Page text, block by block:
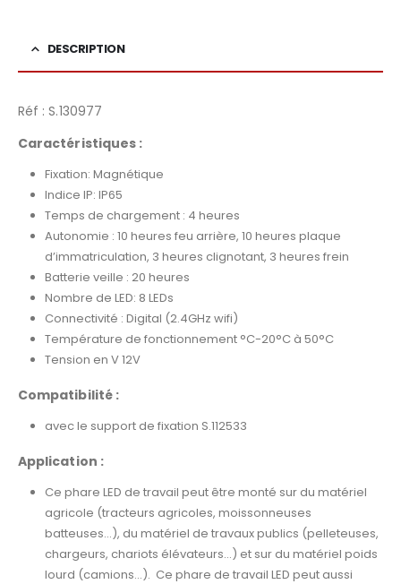
DESCRIPTION
Réf : S.130977
Caractéristiques :
Fixation: Magnétique
Indice IP: IP65
Temps de chargement : 4 heures
Autonomie : 10 heures feu arrière, 10 heures plaque
d’immatriculation, 3 heures clignotant, 3 heures frein
Batterie veille : 20 heures
Nombre de LED: 8 LEDs
Connectivité : Digital (2.4GHz wifi)
Température de fonctionnement °C-20°C à 50°C
Tension en V 12V
Compatibilité :
avec le support de fixation S.112533
Application :
Ce phare LED de travail peut être monté sur du matériel
agricole (tracteurs agricoles, moissonneuses
batteuses…), du matériel de travaux publics (pelleteuses,
chargeurs, chariots élévateurs…) et sur du matériel poids
lourd (camions…). Ce phare de travail LED peut aussi